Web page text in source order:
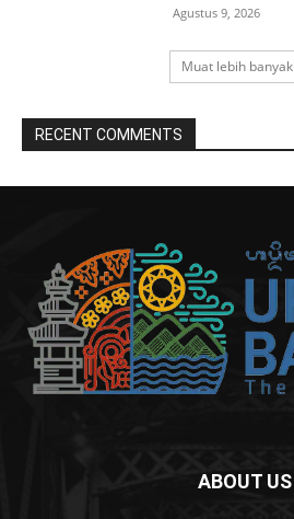
Agustus 9, 2026
Muat lebih banyak
RECENT COMMENTS
ABOUT US